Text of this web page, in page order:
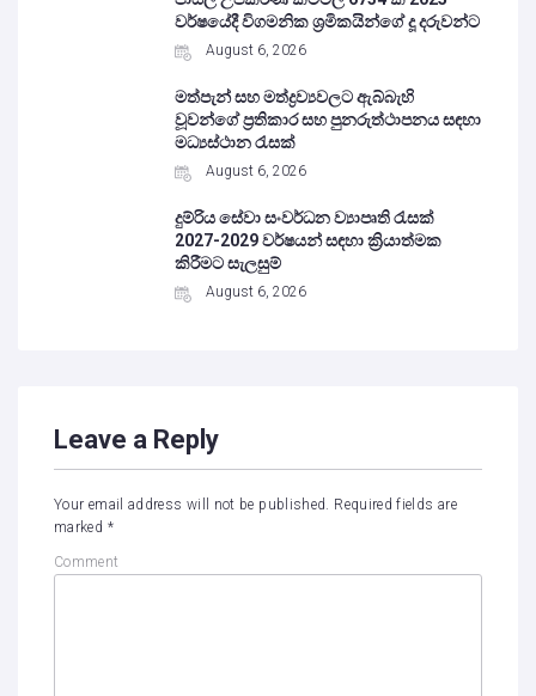
වර්ෂයේදී විගමනික ශ්‍රමිකයින්ගේ දූ දරුවන්ට
August 6, 2026
මත්පැන් සහ මත්ද්‍රව්‍යවලට ඇබ්බැහි
වූවන්ගේ ප්‍රතිකාර සහ පුනරුත්ථාපනය සඳහා
මධ්‍යස්ථාන රැසක්
August 6, 2026
දුම්රිය සේවා සංවර්ධන ව්‍යාපෘති රැසක්
2027-2029 වර්ෂයන් සඳහා ක්‍රියාත්මක
කිරීමට සැලසුම්
August 6, 2026
Leave a Reply
Your email address will not be published. Required fields are
marked *
Comment